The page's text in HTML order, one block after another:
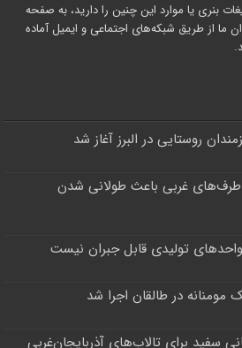
بنری یا موارد این چنین را دارید، به صفحه
ما از طریق شبکه‌های اجتماعی و ایمیل آماده
طرف‌های غربی باعث طولانی شدن
تولیدی قابل جبران نیست
در طالقان اجرا شد
سفید برای تالاب‌های آذربایجان‌غربی